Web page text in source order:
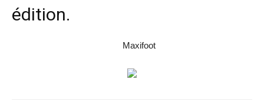
édition.
Maxifoot